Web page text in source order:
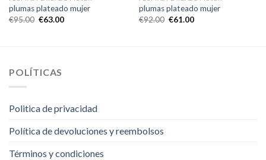
plumas plateado mujer
€95.00 €63.00
plumas plateado mujer
€92.00 €61.00
POLÍTICAS
Politica de privacidad
Política de devoluciones y reembolsos
Términos y condiciones